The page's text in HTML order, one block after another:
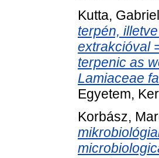
Kutta,
terpén,
extrakcióval
terpenic as
Lamiaceae
Egyetem,
Korbász,